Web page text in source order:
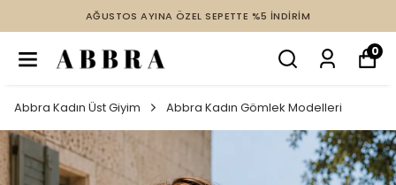
AĞUSTOS AYINA ÖZEL SEPETTE %5 İNDİRİM
0
Abbra Kadın Üst Giyim Abbra Kadın Gömlek Modelleri